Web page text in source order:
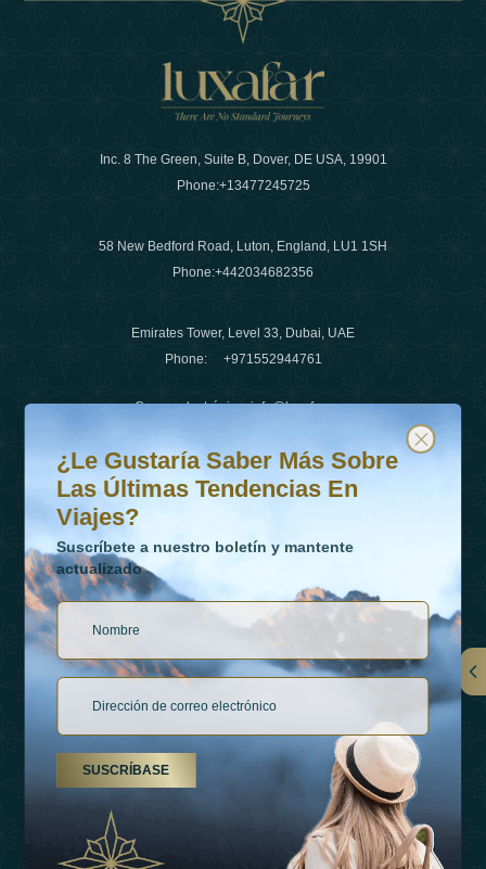
Inc. 8 The Green, Suite B, Dover, DE USA, 19901
Phone:+13477245725
58 New Bedford Road, Luton, England, LU1 1SH
Phone:+442034682356
Emirates Tower, Level 33, Dubai, UAE
Phone: +971552944761
Correo electrónico:info@luxafar.com
Número de WhatsApp
+442034682356
+971552944761
Vínculos
Tipos De Vacaciones
¿Le gustaría saber más sobre las últimas tendencias en
Suscríbete a nuestro boletín y mantente actualizado
¿Le Gustaría Saber Más Sobre
Las Últimas Tendencias En
Viajes?
Suscríbete a nuestro boletín y mantente
actualizado
SUSCRÍBASE